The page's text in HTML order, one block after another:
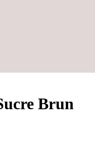
Brun